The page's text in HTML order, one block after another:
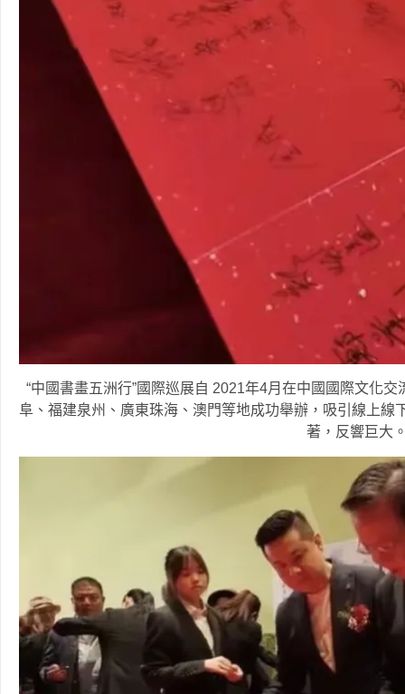
“中國書畫五洲行”國際巡展自 2021年4月在中國國際文化
阜、福建泉州、廣東珠海、澳門等地成功舉辦，吸引線上
著，反響巨大